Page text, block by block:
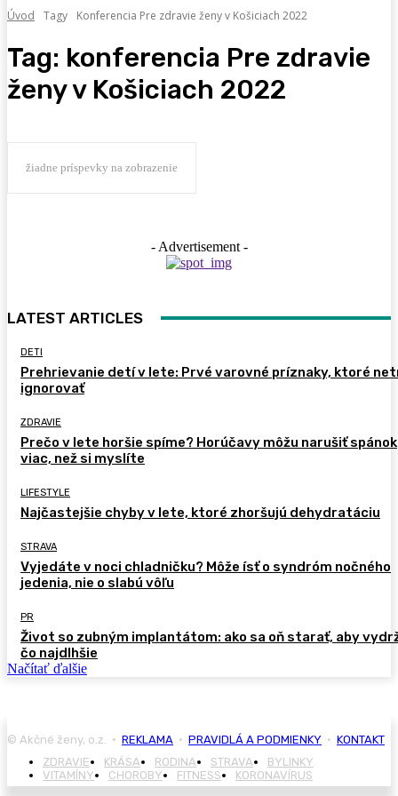
Úvod Tagy Konferencia Pre zdravie ženy v Košiciach 2022
Tag: konferencia Pre zdravie
ženy v Košiciach 2022
žiadne príspevky na zobrazenie
- Advertisement -
LATEST ARTICLES
DETI
Prehrievanie detí v lete: Prvé varovné príznaky, ktoré
ignorovať
ZDRAVIE
Prečo v lete horšie spíme? Horúčavy môžu narušiť spánok
viac, než si myslíte
LIFESTYLE
Najčastejšie chyby v lete, ktoré zhoršujú dehydratáciu
STRAVA
Vyjedáte v noci chladničku? Môže ísť o syndróm nočného
jedenia, nie o slabú vôľu
PR
Život so zubným implantátom: ako sa oň starať, aby
čo najdlhšie
Načítať ďalšie
© Akčné ženy, o.z. • REKLAMA • PRAVIDLÁ A PODMIENKY • KONTAKT
ZDRAVIE
KRÁSA RODINA STRAVA
BYLINKY
VITAMÍNY
CHOROBY FITNESS KORONAVÍRUS